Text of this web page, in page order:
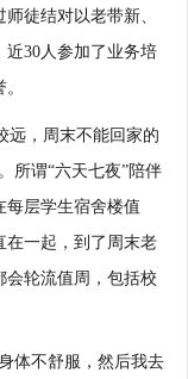
徒结对以老带新、
近30人参加了业务培
，周末不能回家的
所谓“六天七夜”陪伴
每层学生宿舍楼值
在一起，到了周末老
会轮流值周，包括校
体不舒服，然后我去